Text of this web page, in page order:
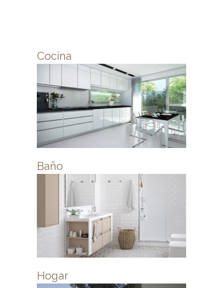
Cocina
Baño
Hogar